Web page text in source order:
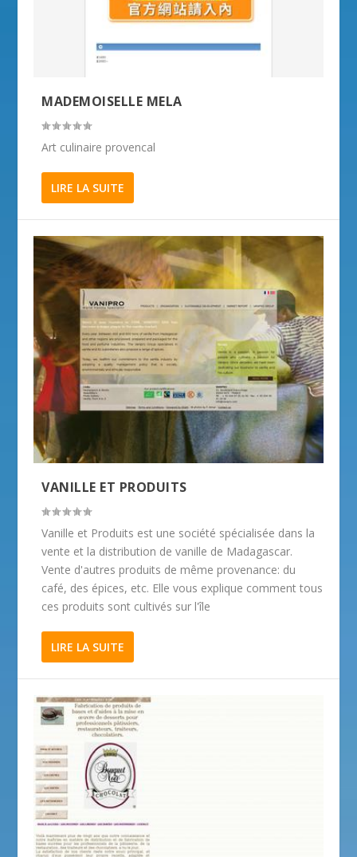
MADEMOISELLE MELA
Art culinaire provencal
LIRE LA SUITE
VANILLE ET PRODUITS
Vanille et Produits est une société spécialisée dans la
vente et la distribution de vanille de Madagascar.
Vente d'autres produits de même provenance: du
café, des épices, etc. Elle vous explique comment tous
ces produits sont cultivés sur l'île
LIRE LA SUITE